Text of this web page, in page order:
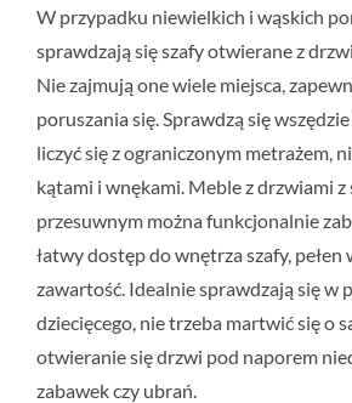
W przypadku niewielkich i wąskich
sprawdzają się szafy otwierane z
Nie zajmują one wiele miejsca,
poruszania się. Sprawdzą się
liczyć się z ograniczonym metrażem,
kątami i wnękami. Meble z drzwiami z
przesuwnym można funkcjonalnie
łatwy dostęp do wnętrza szafy, pełen
zawartość. Idealnie sprawdzają się w
dziecięcego, nie trzeba martwić się o
otwieranie się drzwi pod naporem
zabawek czy ubrań.